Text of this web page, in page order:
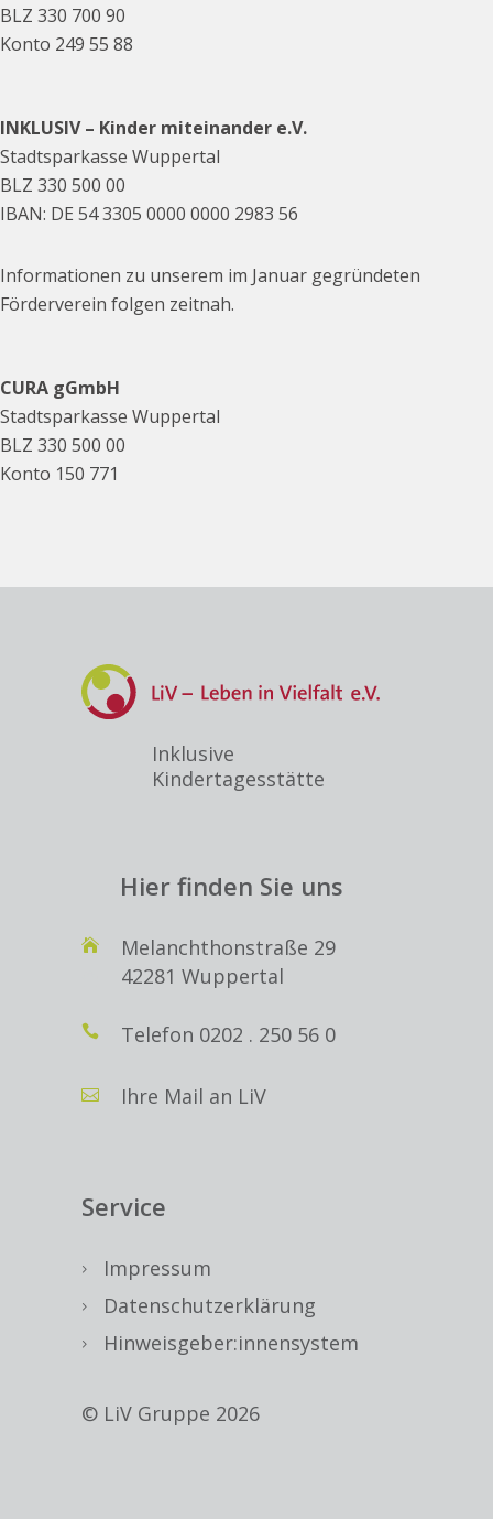
BLZ 330 700 90
Konto 249 55 88
INKLUSIV – Kinder miteinander e.V.
Stadtsparkasse Wuppertal
BLZ 330 500 00
IBAN: DE 54 3305 0000 0000 2983 56
Informationen zu unserem im Januar gegründeten
Förderverein folgen zeitnah.
CURA gGmbH
Stadtsparkasse Wuppertal
BLZ 330 500 00
Konto 150 771
Inklusive
Kindertagesstätte
Hier finden Sie uns
Melanchthonstraße 29
42281 Wuppertal
Telefon 0202 . 250 56 0
Ihre Mail an LiV
Service
Impressum
Datenschutzerklärung
Hinweisgeber:innensystem
© LiV Gruppe 2026